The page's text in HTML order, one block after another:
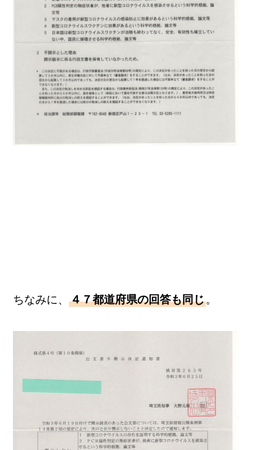
ちなみに、４７都道府県の回答も同じ。